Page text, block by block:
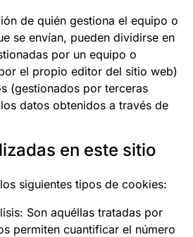
de quién gestiona el equipo o
se envían, pueden dividirse en
por un equipo o
el propio editor del sitio web)
(gestionados por terceras
datos obtenidos a través de
en este sitio
siguientes tipos de cookies:
Son aquéllas tratadas por
permiten cuantificar el número